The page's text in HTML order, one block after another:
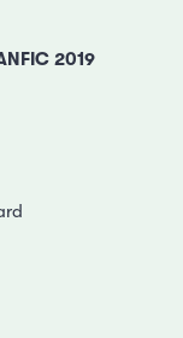
2019